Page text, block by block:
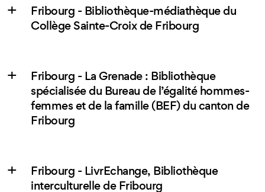
Fribourg - Bibliothèque-médiathèque du
Collège Sainte-Croix de Fribourg
Fribourg - La Grenade : Bibliothèque
spécialisée du Bureau de l’égalité hommes-
femmes et de la famille (BEF) du canton de
Fribourg
Fribourg - LivrEchange, Bibliothèque
interculturelle de Fribourg